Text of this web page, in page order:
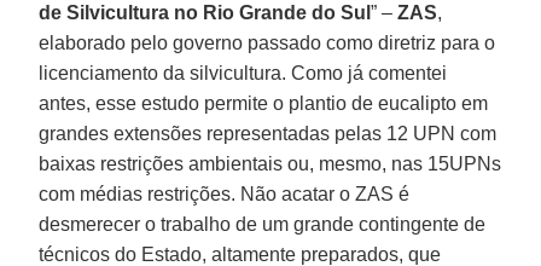
de Silvicultura no Rio Grande do Sul” –ZAS,
elaborado pelo governo passado como diretriz para o
licenciamento da silvicultura. Como já comentei
antes, esse estudo permite o plantio de eucalipto em
grandes extensões representadas pelas 12 UPN com
baixas restrições ambientais ou, mesmo, nas 15UPNs
com médias restrições. Não acatar o ZAS é
desmerecer o trabalho de um grande contingente de
técnicos do Estado, altamente preparados, que